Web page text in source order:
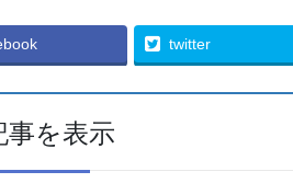
twitter
事を表示